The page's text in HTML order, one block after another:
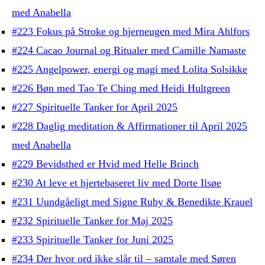
med Anabella
#223 Fokus på Stroke og hjerneugen med Mira Ahlfors
#224 Cacao Journal og Ritualer med Camille Namaste
#225 Angelpower, energi og magi med Lolita Solsikke
#226 Bøn med Tao Te Ching med Heidi Hultgreen
#227 Spirituelle Tanker for April 2025
#228 Daglig meditation & Affirmationer til April 2025
med Anabella
#229 Bevidsthed er Hvid med Helle Brinch
#230 At leve et hjertebaseret liv med Dorte Ilsøe
#231 Uundgåeligt med Signe Ruby & Benedikte Krauel
#232 Spirituelle Tanker for Maj 2025
#233 Spirituelle Tanker for Juni 2025
#234 Der hvor ord ikke slår til – samtale med Søren